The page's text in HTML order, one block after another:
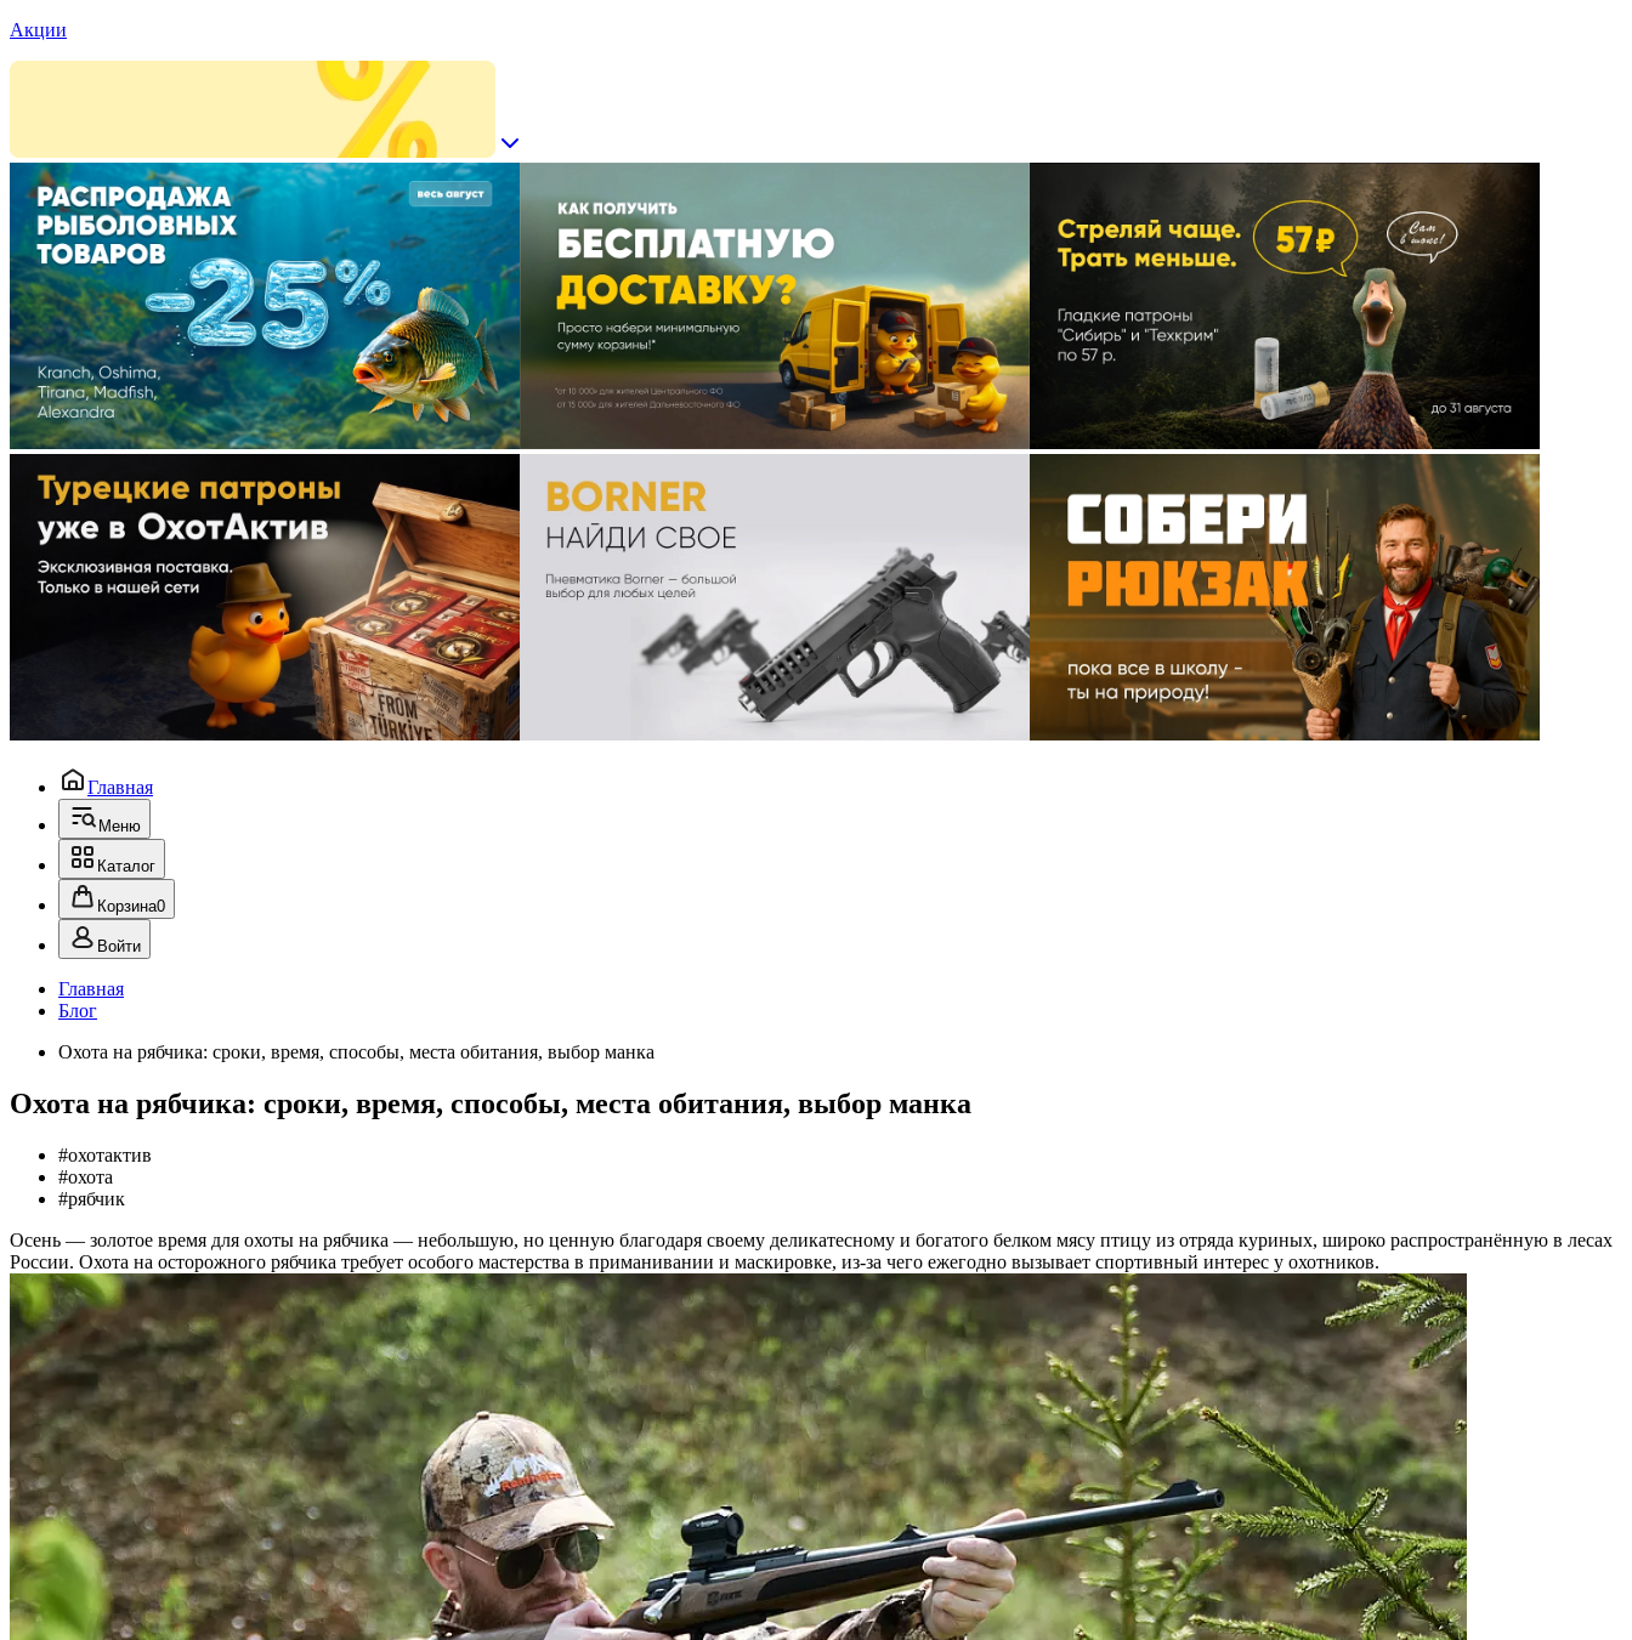
Акции
Главная
Меню
Каталог
Корзина0
Войти
Главная
Блог
Охота на рябчика: сроки, время, способы, места обитания, выбор манка
Охота на рябчика: сроки, время, способы, места обитания, выбор манка
#охотактив
#охота
#рябчик
Осень — золотое время для охоты на рябчика — небольшую, но ценную благодаря своему деликатесному и богатого белком мясу птицу из отряда куриных, широко распространённую в лесах
России. Охота на осторожного рябчика требует особого мастерства в приманивании и маскировке, из-за чего ежегодно вызывает спортивный интерес у охотников.